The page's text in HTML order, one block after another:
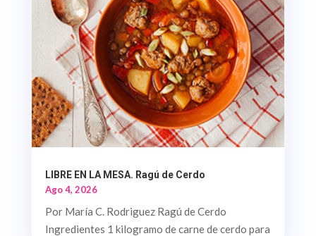
LIBRE EN LA MESA. Ragú de Cerdo
Ago 4, 2026
Por María C. Rodriguez Ragú de Cerdo
Ingredientes 1 kilogramo de carne de cerdo para